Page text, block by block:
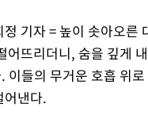
기자 = 높이 솟아오른
어뜨리더니, 숨을 깊게
이들의 무거운 호흡 위
어낸다.